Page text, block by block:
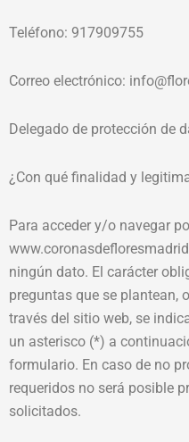
Teléfono: 917909755
Correo electrónico:
Delegado de protección de
¿Con qué finalidad y
Para acceder y/o navegar
ningún dato. El carácter
preguntas que se plantean,
través del sitio web, se
un asterisco (*) a
formulario. En caso de no
requeridos no será posible
solicitados.